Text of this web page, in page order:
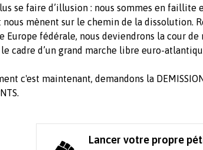
se faire d’illusion : nous sommes en faillite
nous mènent sur le chemin de la dissolution.
Europe fédérale, nous deviendrons la cour de
cadre d’un grand marche libre euro-
c'est maintenant, demandons la
Lancer votre propre